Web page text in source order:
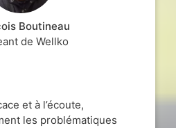
Boutineau
de Wellko
et à l’écoute,
les problématiques